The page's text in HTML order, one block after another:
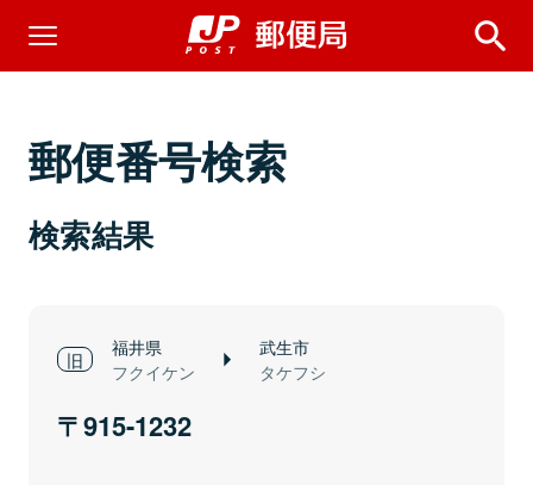
郵便番号検索
検索結果
福井県
フクイケン
武生市
タケフシ
915-1232